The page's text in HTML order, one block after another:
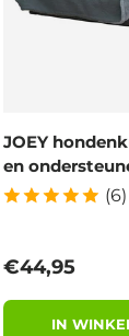
JOEY
en
(6)
Reguliere
€44,95
IN